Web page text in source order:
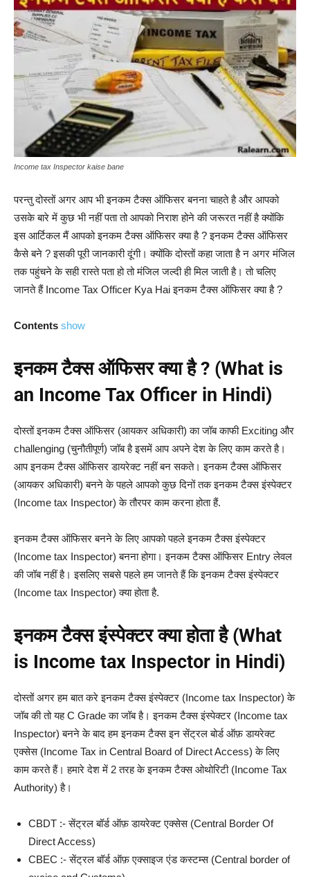
Income tax Inspector kaise bane
परन्तु दोस्तों अगर आप भी इनकम टैक्स ऑफिसर बनना चाहते है और आपको
उसके बारे में कुछ भी नहीं पता तो आपको निराश होने की जरूरत नहीं है क्योंकि
इस आर्टिकल मैं आपको इनकम टैक्स ऑफिसर क्या है ? इनकम टैक्स ऑफिसर
कैसे बने ? इसकी पूरी जानकारी दूंगी। क्योंकि दोस्तों कहा जाता है न अगर मंजिल
तक पहुंचने के सही रास्ते पता हो तो मंजिल जल्दी ही मिल जाती है। तो चलिए
जानते हैं Income Tax Officer Kya Hai इनकम टैक्स ऑफिसर क्या है ?
Contents show
इनकम टैक्स ऑफिसर क्या है ? (What is
an Income Tax Officer in Hindi)
दोस्तों इनकम टैक्स ऑफिसर (आयकर अधिकारी) का जॉब काफी Exciting और
challenging (चुनौतीपूर्ण) जॉब है इसमें आप अपने देश के लिए काम करते है।
आप इनकम टैक्स ऑफिसर डायरेक्ट नहीं बन सकते। इनकम टैक्स ऑफिसर
(आयकर अधिकारी) बनने के पहले आपको कुछ दिनों तक इनकम टैक्स इंस्पेक्टर
(Income tax Inspector) के तौरपर काम करना होता हैं.
इनकम टैक्स ऑफिसर बनने के लिए आपको पहले इनकम टैक्स इंस्पेक्टर
(Income tax Inspector) बनना होगा। इनकम टैक्स ऑफिसर Entry लेवल
की जॉब नहीं है। इसलिए सबसे पहले हम जानते हैं कि इनकम टैक्स इंस्पेक्टर
(Income tax Inspector) क्या होता है.
इनकम टैक्स इंस्पेक्टर क्या होता है (What
is Income tax Inspector in Hindi)
दोस्तों अगर हम बात करे इनकम टैक्स इंस्पेक्टर (Income tax Inspector) के
जॉब की तो यह C Grade का जॉब है। इनकम टैक्स इंस्पेक्टर (Income tax
Inspector) बनने के बाद हम इनकम टैक्स इन सेंट्रल बोर्ड ऑफ़ डायरेक्ट
एक्सेस (Income Tax in Central Board of Direct Access) के लिए
काम करते हैं। हमारे देश में 2 तरह के इनकम टैक्स ओथोरिटी (Income Tax
Authority) है।
CBDT :- सेंट्रल बॉर्ड ऑफ़ डायरेक्ट एक्सेस (Central Border Of
Direct Access)
CBEC :- सेंट्रल बॉर्ड ऑफ़ एक्साइज एंड कस्टम्स (Central border of